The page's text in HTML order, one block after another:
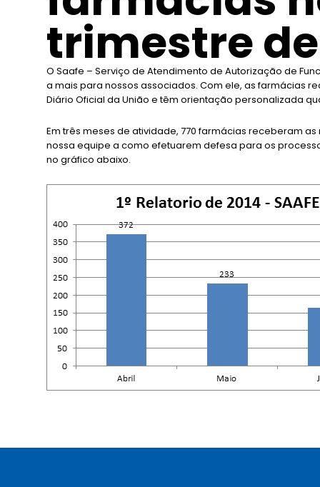
trimestre
O Saafe – Serviço de Atendimento de Autorização de
a mais para nossos associados. Com ele, as farmácias
Diário Oficial da União e têm orientação personalizada
Em três meses de atividade, 770 farmácias receberam
nossa equipe a como efetuarem defesa para os
no gráfico abaixo.